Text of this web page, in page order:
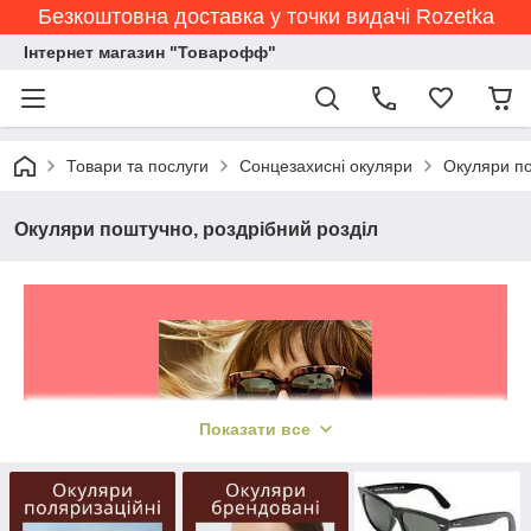
Безкоштовна доставка у точки видачі Rozetka
Інтернет магазин "Товарофф"
Товари та послуги Сонцезахисні окуляри Окуляри
Окуляри поштучно, роздрібний розділ
Показати все